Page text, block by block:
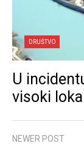
DRUŠTVO
U
visoki
NEWER POST